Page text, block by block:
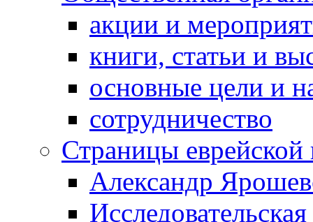
акции и
книги, статьи и
основные цели и
сотрудничество
Страницы
Александр